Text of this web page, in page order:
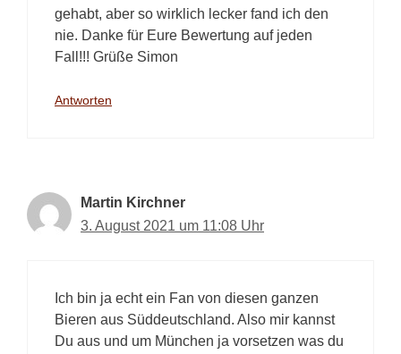
gehabt, aber so wirklich lecker fand ich den
nie. Danke für Eure Bewertung auf jeden
Fall!!! Grüße Simon
Antworten
Martin Kirchner
3. August 2021 um 11:08 Uhr
Ich bin ja echt ein Fan von diesen ganzen
Bieren aus Süddeutschland. Also mir kannst
Du aus und um München ja vorsetzen was du